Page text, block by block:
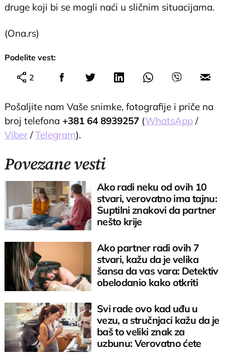
druge koji bi se mogli naći u sličnim situacijama.
(Ona.rs)
Podelite vest:
2
Pošaljite nam Vaše snimke, fotografije i priče na
broj telefona +381 64 8939257 (WhatsApp /
Viber /Telegram).
Povezane vesti
Ako radi neku od ovih 10
stvari, verovatno ima tajnu:
Suptilni znakovi da partner
nešto krije
Ako partner radi ovih 7
stvari, kažu da je velika
šansa da vas vara: Detektiv
obelodanio kako otkriti
Svi rade ovo kad uđu u
vezu, a stručnjaci kažu da je
baš to veliki znak za
uzbunu: Verovatno ćete